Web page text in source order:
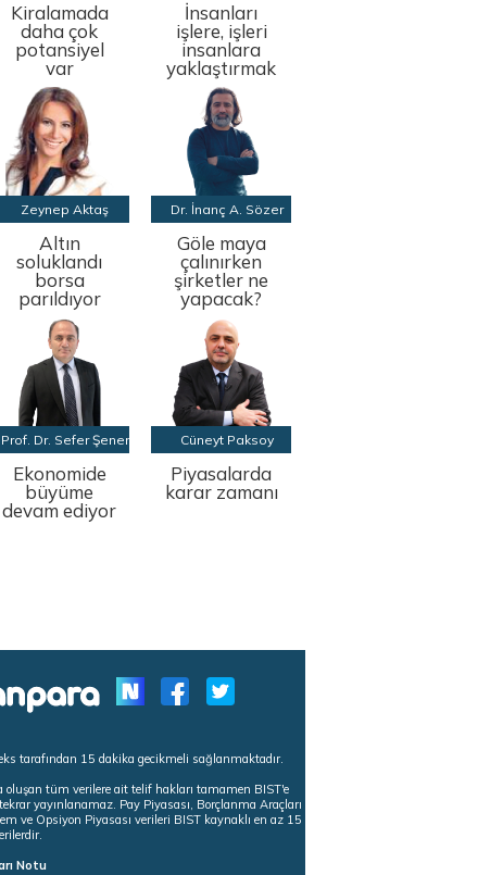
Kiralamada
daha çok
potansiyel
var
İnsanları
işlere, işleri
insanlara
yaklaştırmak
Zeynep Aktaş
Altın
soluklandı
borsa
parıldıyor
Dr. İnanç A. Sözer
Göle maya
çalınırken
şirketler ne
yapacak?
Prof. Dr. Sefer Şener
Ekonomide
büyüme
devam ediyor
Cüneyt Paksoy
Piyasalarda
karar zamanı
tarafından 15 dakika gecikmeli sağlanmaktadır.
oluşan tüm verilere ait telif hakları tamamen BIST'e
yayınlanamaz. Pay Piyasası, Borçlanma Araçları
ve Opsiyon Piyasası verileri BIST kaynaklı en az 15
Notu